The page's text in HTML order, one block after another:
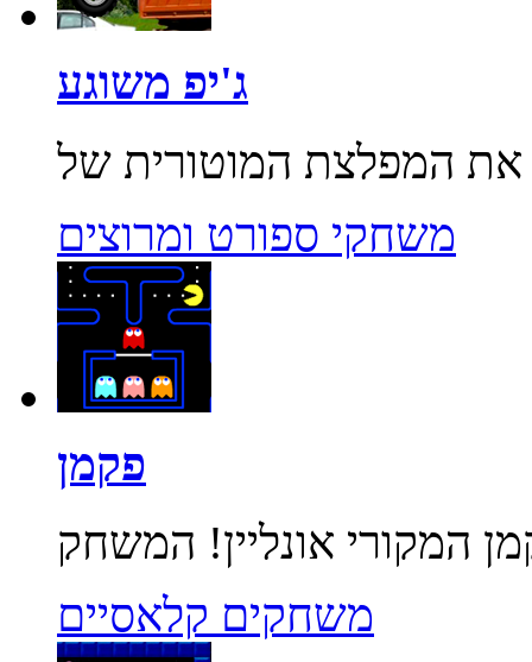
ג'יפ משוגע
משחקי ספורט ומרוצים
פקמן
משחקים קלאסיים